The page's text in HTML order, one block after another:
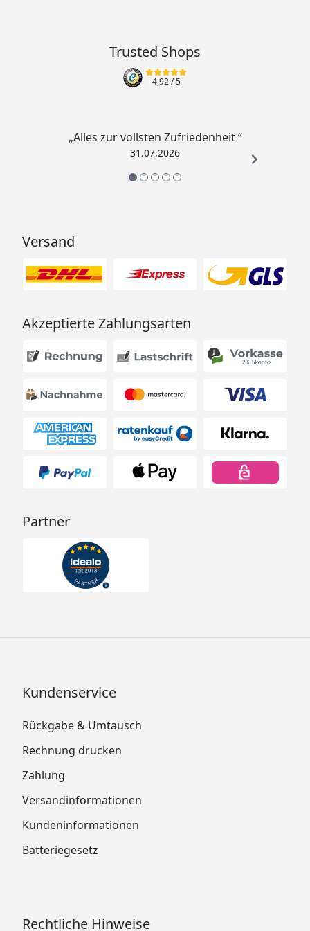
Trusted Shops
4,92/ 5
„Alles zur vollsten Zufriedenheit “
31.07.2026
Versand
Akzeptierte Zahlungsarten
Partner
Kundenservice
Rückgabe & Umtausch
Rechnung drucken
Zahlung
Versandinformationen
Kundeninformationen
Batteriegesetz
Rechtliche Hinweise